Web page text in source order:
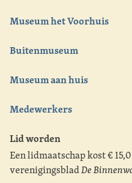
Museum het Voorhuis
Buitenmuseum
Museum aan huis
Medewerkers
Lid worden
Een lidmaatschap kost €
verenigingsbladDe